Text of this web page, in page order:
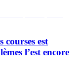
est
l’est encore